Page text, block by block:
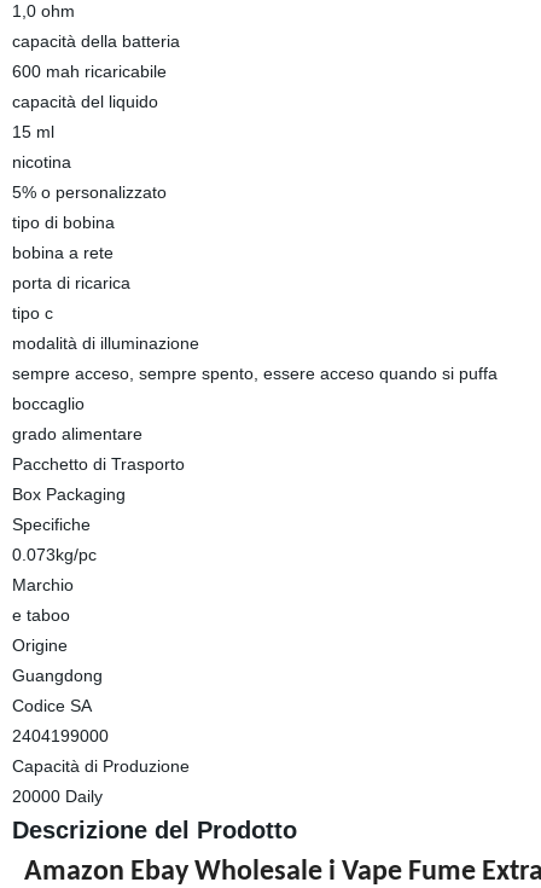
1,0 ohm
capacità della batteria
600 mah ricaricabile
capacità del liquido
15 ml
nicotina
5% o personalizzato
tipo di bobina
bobina a rete
porta di ricarica
tipo c
modalità di illuminazione
sempre acceso, sempre spento, essere acceso quando si puffa
boccaglio
grado alimentare
Pacchetto di Trasporto
Box Packaging
Specifiche
0.073kg/pc
Marchio
e taboo
Origine
Guangdong
Codice SA
2404199000
Capacità di Produzione
20000 Daily
Descrizione del Prodotto
Amazon Ebay Wholesale i Vape Fume